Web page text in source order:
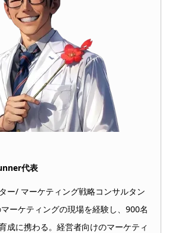
代表
ー/ マーケティング戦略コンサルタン
ーケティングの現場を経験し、900名
成に携わる。経営者向けのマーケティ